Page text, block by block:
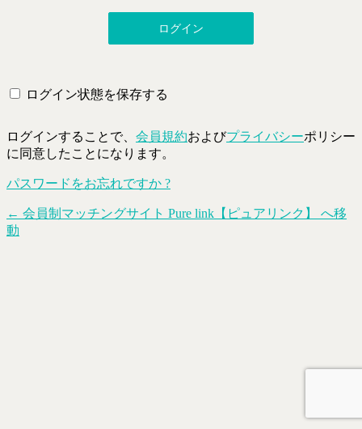
ログイン状態を保存する
ログインすることで、 会員規約およびプライバシーポリシー
に同意したことになります。
パスワードをお忘れですか ?
← 会員制マッチングサイト Pure link【ピュアリンク】 へ移
動